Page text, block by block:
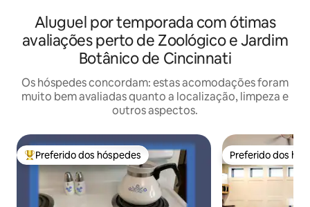
Aluguel por temporada com ótimas
avaliações perto de Zoológico e Jardim
Botânico de Cincinnati
Os hóspedes concordam: estas acomodações foram
muito bem avaliadas quanto a localização, limpeza e
outros aspectos.
Entre os melhores preferidos dos hóspedes
Preferido dos hóspedes Preferido dos
Preferido dos